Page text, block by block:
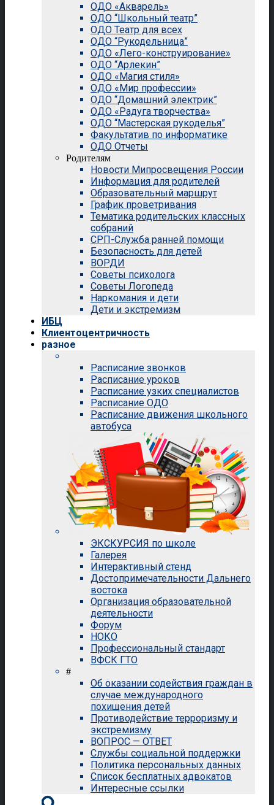
ОДО «Акварель»
ОДО “Школьный театр”
ОДО Театр для всех
ОДО “Рукодельница”
ОДО «Лего-конструирование»
ОДО “Арлекин”
ОДО «Магия стиля»
ОДО «Мир профессии»
ОДО “Домашний электрик”
ОДО «Радуга творчества»
ОДО “Мастерская рукоделья”
Факультатив по информатике
ОДО Отчеты
Родителям
Новости Мипросвещения России
Информация для родителей
Образовательный маршрут
График проветривания
Тематика родительских классных
собраний
СРП-Служба ранней помощи
Безопасность для детей
ВОРДИ
Советы психолога
Советы Логопеда
Наркомания и дети
Дети и экстремизм
ИБЦ
Клиентоцентричность
разное
Расписание звонков
Расписание уроков
Расписание узких специалистов
Расписание ОДО
Расписание движения школьного
автобуса
ЭКСКУРСИЯ по школе
Галерея
Интерактивный стенд
Достопримечательности Дальнего
востока
Организация образовательной
деятельности
Форум
НОКО
Профессиональный стандарт
ВФСК ГТО
#
Об оказании содействия граждан в
случае международного
похищения детей
Противодействие терроризму и
экстремизму
ВОПРОС — ОТВЕТ
Службы социальной поддержки
Политика персональных данных
Список бесплатных адвокатов
Интересные ссылки